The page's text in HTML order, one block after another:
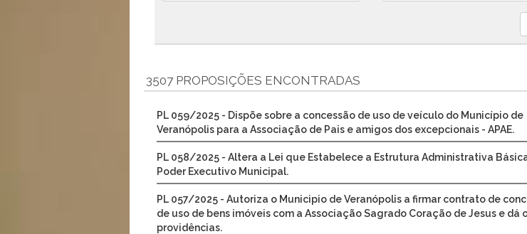
3507 PROPOSIÇÕES ENCONTRADAS
PL 059/2025 - Dispõe sobre a concessão de uso de veículo do Município de
Veranópolis para a Associação de Pais e amigos dos excepcionais - APAE.
PL 058/2025 - Altera a Lei que Estabelece a Estrutura Administrativa
Poder Executivo Municipal.
PL 057/2025 - Autoriza o Municipio de Veranópolis a firmar contrato de
de uso de bens imóveis com a Associação Sagrado Coração de Jesus e dá
providências.